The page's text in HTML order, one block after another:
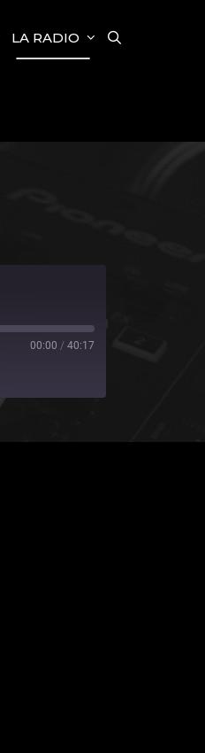
LA RADIO
00:00 / 40:17